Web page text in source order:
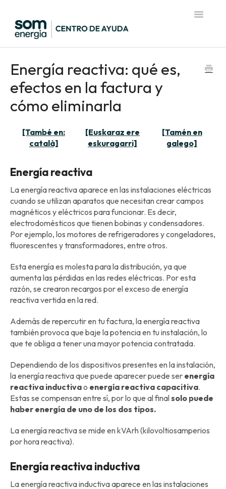
Toggle
Energía reactiva: qué es,
efectos en la factura y
cómo eliminarla
[També en:
català]
[Euskaraz ere
eskuragarri]
[Tamén en
galego]
Energía reactiva
La energía reactiva aparece en las instalaciones eléctricas
cuando se utilizan aparatos que necesitan crear campos
magnéticos y eléctricos para funcionar. Es decir,
electrodomésticos que tienen bobinas y condensadores.
Por ejemplo, los motores de refrigeradores y congeladores,
fluorescentes y transformadores, entre otros.
Esta energía es molesta para la distribución, ya que
aumenta las pérdidas en las redes eléctricas. Por esta
razón, se crearon recargos por el exceso de energía
reactiva vertida en la red.
Además de repercutir en tu factura, la energía reactiva
también provoca que baje la potencia en tu instalación, lo
que te obliga a tener una mayor potencia contratada.
Dependiendo de los dispositivos presentes en la instalación,
la energía reactiva que puede aparecer puede ser energía
reactiva inductivao energía reactiva capacitiva.
Estas se compensan entre sí, por lo que al finalsolo puede
haber energía de uno de los dos tipos.
La energía reactiva se mide en kVArh (kilovoltiosamperios
por hora reactiva).
Energía reactiva inductiva
La energía reactiva inductiva aparece en las instalaciones